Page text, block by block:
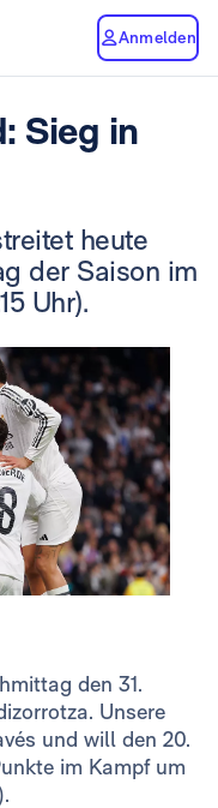
Anmelden
Sieg in
heute
der Saison im
Uhr).
den 31.
Unsere
und will den 20.
im Kampf um